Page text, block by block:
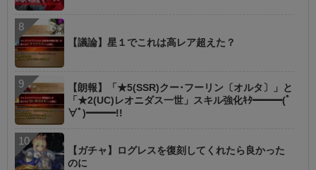
【議論】星１でこれは高レア超えた？
【朗報】「★5(SSR)クー･フーリン〔オルタ〕」と
「★2(UC)レオニダス一世」スキル強化ｷﾀ━━━(ﾟ
∀ﾟ)━━━!!
【ガチャ】ログレスを復刻してくれたら良かった
のに